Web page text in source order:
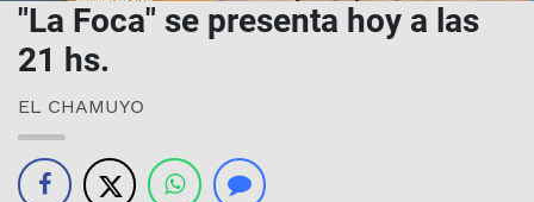
"La Foca" se presenta hoy a las
21 hs.
EL CHAMUYO